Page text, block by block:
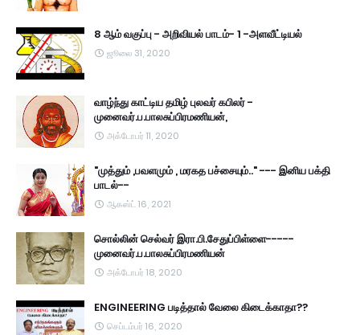
8 ஆம் வகுப்பு - அறிவியல் பாடம்- 1 -அளவீட்டியல்
ஜூலை 31, 2020
வாழ்ந்து காட்டிய தமிழ் புலவர் கபிலர் -
முனைவர்.ப.பாலசுப்பிரமணியன்,
அக்டோபர் 11, 2020
"முத்தும் ,பவளமும் , மரகத பச்சையும்.." --- இனிய பக்தி
பாடல்--
ஆகஸ்ட் 16, 2021
சொல்லின் செல்வர் இரா.பி.சேதுப்பிள்ளை-----
முனைவர்.ப.பாலசுப்பிரமணியன்
அக்டோபர் 18, 2020
ENGINEERING படித்தால் வேலை கிடைக்காதா??
செப்டம்பர் 16, 2020